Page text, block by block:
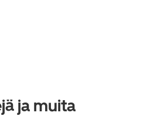
ja muita